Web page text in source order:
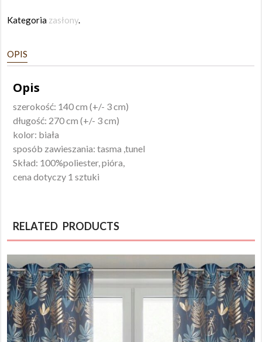
Kategoria zasłony.
OPIS
Opis
szerokość: 140 cm (+/- 3 cm)
długość: 270 cm (+/- 3 cm)
kolor: biała
sposób zawieszania: tasma ,tunel
Skład: 100%poliester, pióra,
cena dotyczy 1 sztuki
RELATED PRODUCTS